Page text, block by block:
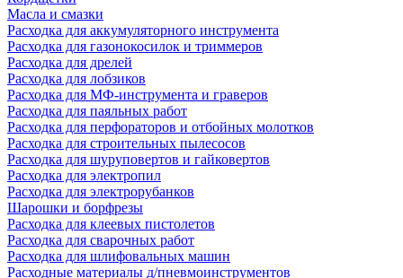
Масла и смазки
Расходка для аккумуляторного инструмента
Расходка для газонокосилок и триммеров
Расходка для дрелей
Расходка для лобзиков
Расходка для МФ-инструмента и граверов
Расходка для паяльных работ
Расходка для перфораторов и отбойных молотков
Расходка для строительных пылесоcов
Расходка для шуруповертов и гайковертов
Расходка для электропил
Расходка для электрорубанков
Шарошки и борфрезы
Расходка для клеевых пистолетов
Расходка для сварочных работ
Расходка для шлифовальных машин
Расходные материалы д/пневмоинструментов